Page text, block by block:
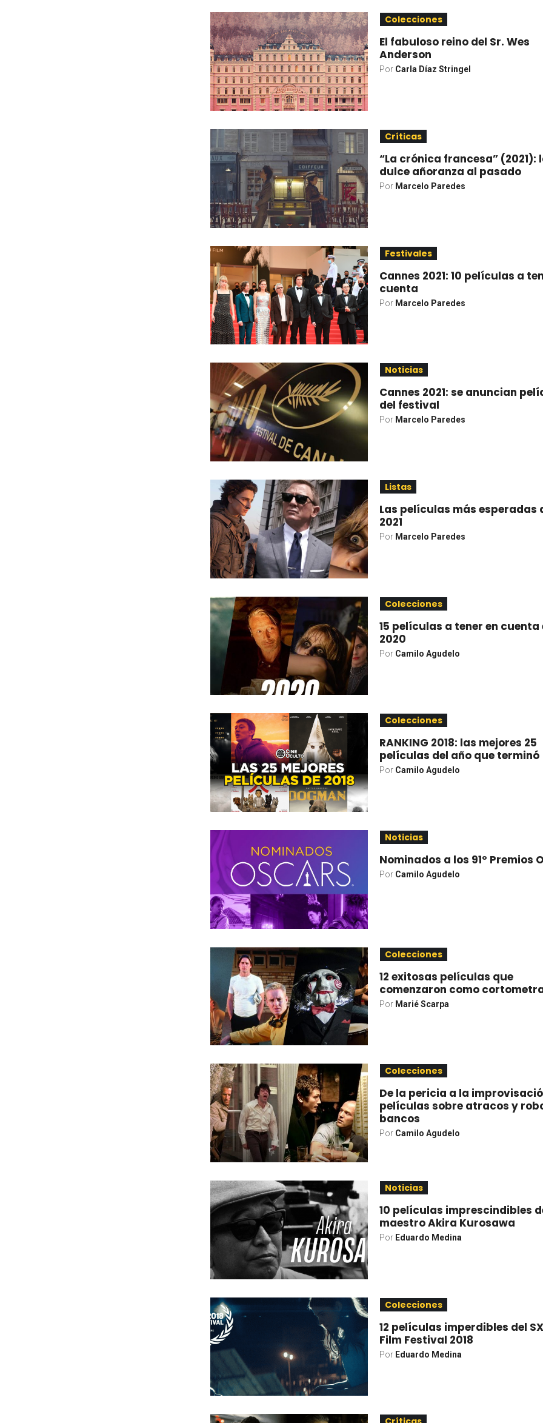
Colecciones
El fabuloso reino del Sr. Wes
Anderson
Por Carla Díaz Stringel
Críticas
“La crónica francesa” (2021):
dulce añoranza al pasado
Por Marcelo Paredes
Festivales
Cannes 2021: 10 películas a
cuenta
Por Marcelo Paredes
Noticias
Cannes 2021: se anuncian
del festival
Por Marcelo Paredes
Listas
Las películas más esperadas
2021
Por Marcelo Paredes
Colecciones
15 películas a tener en cuenta
2020
Por Camilo Agudelo
Colecciones
RANKING 2018: las mejores 25
películas del año que terminó
Por Camilo Agudelo
Noticias
Nominados a los 91º Premios
Por Camilo Agudelo
Colecciones
12 exitosas películas que
comenzaron como
Por Marié Scarpa
Colecciones
De la pericia a la
películas sobre atracos y
bancos
Por Camilo Agudelo
Noticias
10 películas imprescindibles
maestro Akira Kurosawa
Por Eduardo Medina
Colecciones
12 películas imperdibles del
Film Festival 2018
Por Eduardo Medina